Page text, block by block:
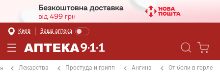
Киев Ваша аптека
Лекарства Простуда и грипп Ангина От боли в горле